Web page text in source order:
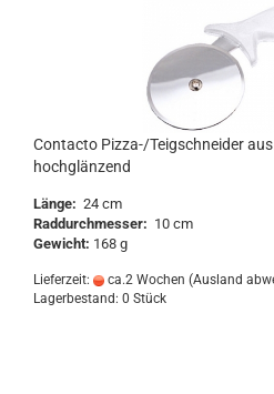
Contacto Pizza-/Teigschneider
hochglänzend
Länge: 24 cm
Raddurchmesser: 10 cm
Gewicht: 168 g
Lieferzeit: ca.2 Wochen (Ausland
Lagerbestand: 0 Stück